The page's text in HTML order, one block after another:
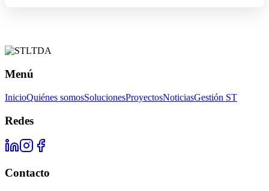
Menú
InicioQuiénes somosSolucionesProyectosNoticiasGestión ST
Redes
Contacto